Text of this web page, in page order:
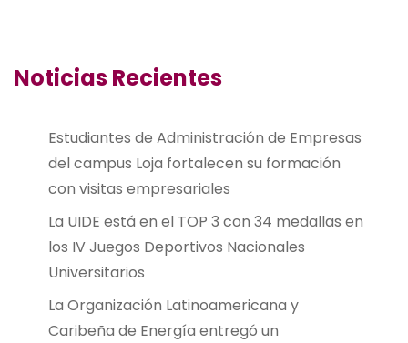
Noticias Recientes
Estudiantes de Administración de Empresas
del campus Loja fortalecen su formación
con visitas empresariales
La UIDE está en el TOP 3 con 34 medallas en
los IV Juegos Deportivos Nacionales
Universitarios
La Organización Latinoamericana y
Caribeña de Energía entregó un